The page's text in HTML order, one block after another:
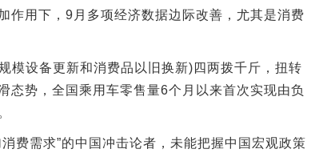
用下，9月多项经济数据边际改善，尤其是消费
设备更新和消费品以旧换新)四两拨千斤，扭转
态势，全国乘用车零售量6个月以来首次实现由负
需求”的中国冲击论者，未能把握中国宏观政策